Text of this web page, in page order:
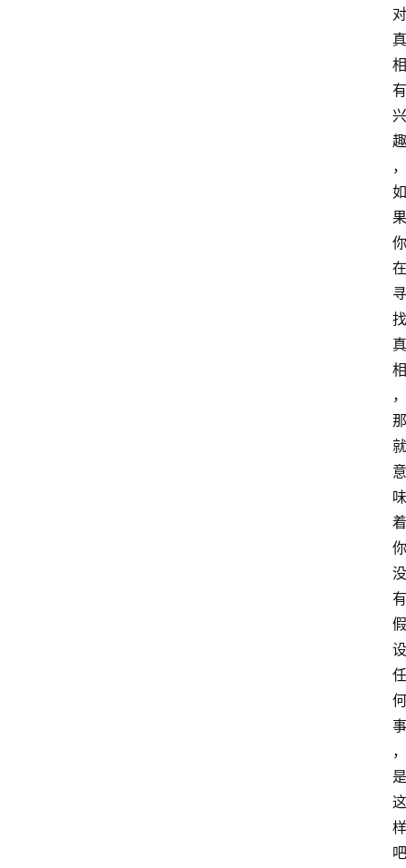
对
真
相
有
兴
趣
，
如
果
你
在
寻
找
真
相
，
那
就
意
味
着
你
没
有
假
设
任
何
事
，
是
这
样
吧